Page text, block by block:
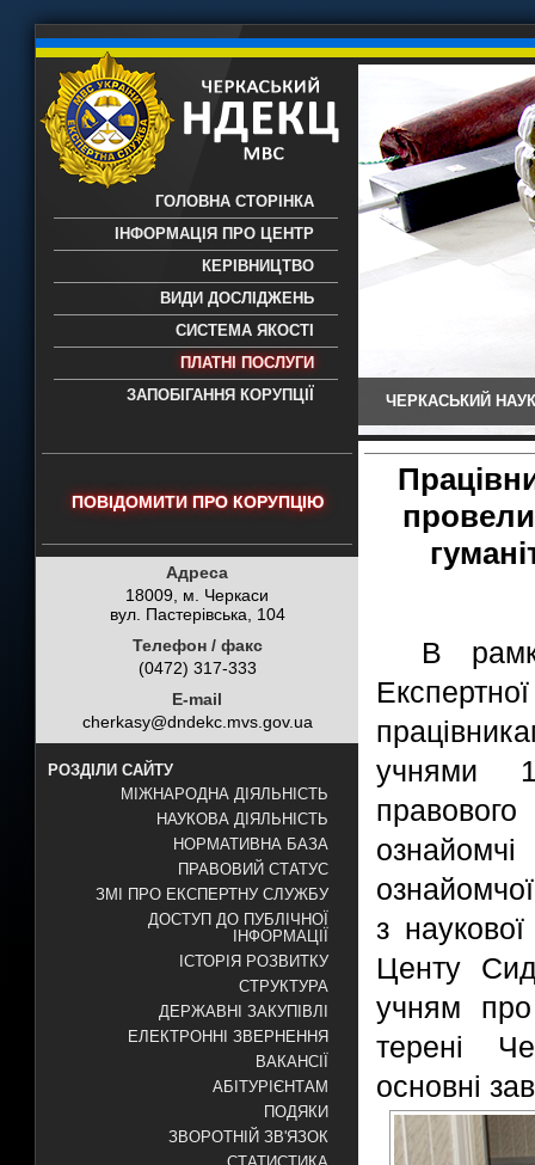
науково-дослідний експертно-
- проведення всих видів судових
експертиз
ГОЛОВНА СТОРІНКА
ІНФОРМАЦІЯ ПРО ЦЕНТР
КЕРІВНИЦТВО
ВИДИ ДОСЛІДЖЕНЬ
СИСТЕМА ЯКОСТІ
ПЛАТНІ ПОСЛУГИ
ЗАПОБІГАННЯ КОРУПЦІЇ
ЧЕРКАСЬКИЙ
ПОВІДОМИТИ ПРО КОРУПЦІЮ
Адреса
18009, м. Черкаси
вул. Пастерівська, 104
Телефон / факс
(0472) 317-333
E-mail
cherkasy@dndekc.mvs.gov.ua
РОЗДІЛИ САЙТУ
МІЖНАРОДНА ДІЯЛЬНІСТЬ
НАУКОВА ДІЯЛЬНІСТЬ
НОРМАТИВНА БАЗА
ПРАВОВИЙ СТАТУС
ЗМІ ПРО ЕКСПЕРТНУ СЛУЖБУ
ДОСТУП ДО ПУБЛІЧНОЇ
ІНФОРМАЦІЇ
ІСТОРІЯ РОЗВИТКУ
СТРУКТУРА
ДЕРЖАВНІ ЗАКУПІВЛІ
ЕЛЕКТРОННІ ЗВЕРНЕННЯ
ВАКАНСІЇ
АБІТУРІЄНТАМ
ПОДЯКИ
ЗВОРОТНІЙ ЗВ'ЯЗОК
провели
В
учнями
з
Центу
учням
терені
основні